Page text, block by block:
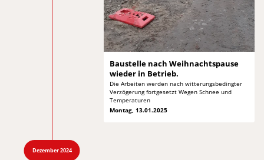
Baustelle nach Weihnachtspause
wieder in Betrieb.
Die Arbeiten werden nach witterungsbedingter
Verzögerung fortgesetzt Wegen Schnee und
Temperaturen
Montag, 13.01.2025
Dezember 2024